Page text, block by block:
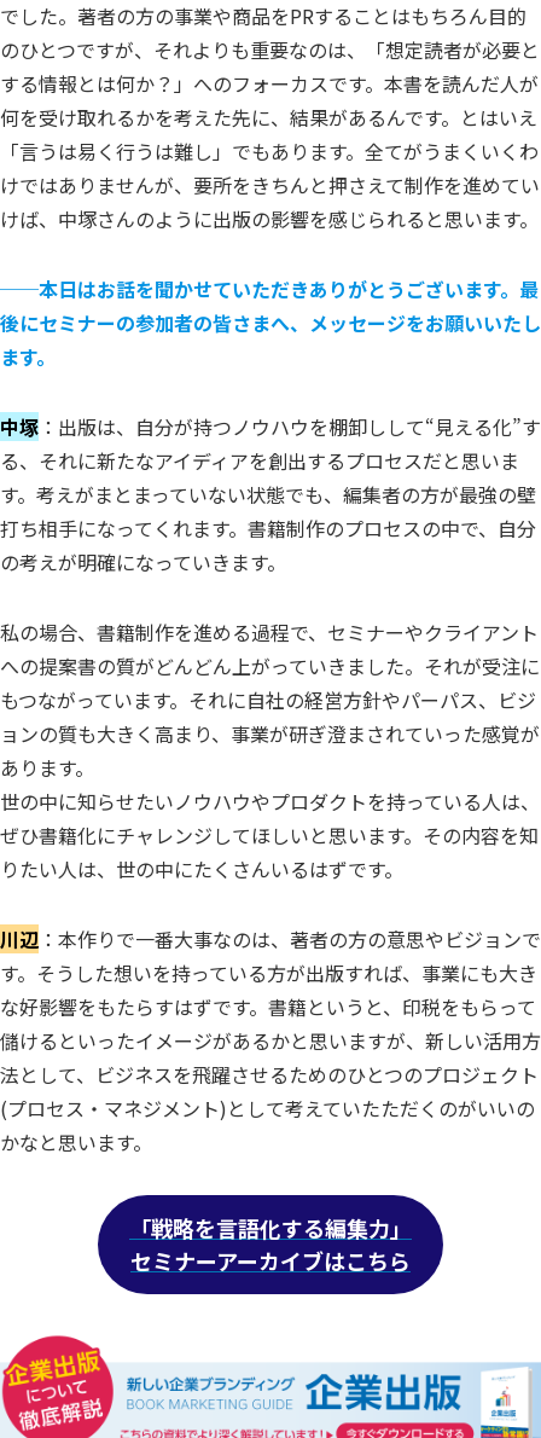
でした。著者の方の事業や商品をPRすることはもちろん目的
のひとつですが、それよりも重要なのは、「想定読者が必要と
する情報とは何か？」へのフォーカスです。本書を読んだ人が
何を受け取れるかを考えた先に、結果があるんです。とはいえ
「言うは易く行うは難し」でもあります。全てがうまくいくわ
けではありませんが、要所をきちんと押さえて制作を進めてい
けば、中塚さんのように出版の影響を感じられると思います。
──本日はお話を聞かせていただきありがとうございます。最
後にセミナーの参加者の皆さまへ、メッセージをお願いいたし
ます。
中塚 ：出版は、自分が持つノウハウを棚卸しして“見える化”す
る、それに新たなアイディアを創出するプロセスだと思いま
す。考えがまとまっていない状態でも、編集者の方が最強の壁
打ち相手になってくれます。書籍制作のプロセスの中で、自分
の考えが明確になっていきます。
私の場合、書籍制作を進める過程で、セミナーやクライアント
への提案書の質がどんどん上がっていきました。それが受注に
もつながっています。それに自社の経営方針やパーパス、ビジ
ョンの質も大きく高まり、事業が研ぎ澄まされていった感覚が
あります。
世の中に知らせたいノウハウやプロダクトを持っている人は、
ぜひ書籍化にチャレンジしてほしいと思います。その内容を知
りたい人は、世の中にたくさんいるはずです。
川辺 ：本作りで一番大事なのは、著者の方の意思やビジョンで
す。そうした想いを持っている方が出版すれば、事業にも大き
な好影響をもたらすはずです。書籍というと、印税をもらって
儲けるといったイメージがあるかと思いますが、新しい活用方
法として、ビジネスを飛躍させるためのひとつのプロジェクト
(プロセス・マネジメント)として考えていたただくのがいいの
かなと思います。
「戦略を言語化する編集力」
セミナーアーカイブはこちら